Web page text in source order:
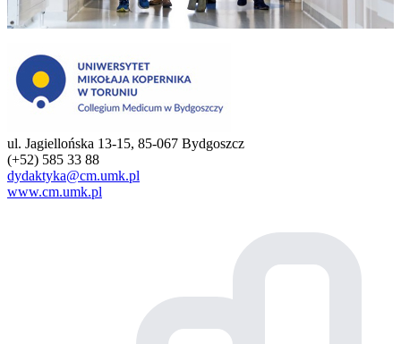
ul. Jagiellońska 13-15, 85-067 Bydgoszcz
(+52) 585 33 88
dydaktyka@cm.umk.pl
www.cm.umk.pl